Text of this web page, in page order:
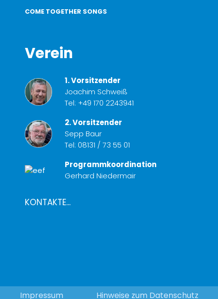
COME TOGETHER SONGS
Verein
1. Vorsitzender
Joachim Schweiß
Tel: +49 170 2243941
2. Vorsitzender
Sepp Baur
Tel: 08131 / 73 55 01
Programmkoordination
Gerhard Niedermair
KONTAKTE...
Impressum Hinweise zum Datenschutz